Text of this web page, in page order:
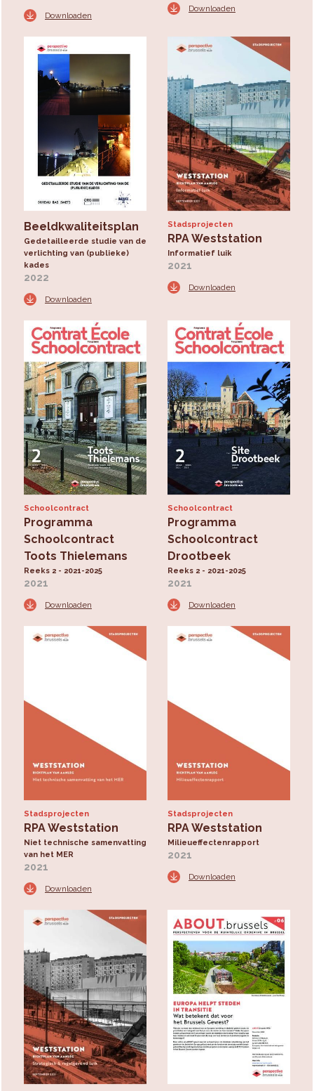
Downloaden
Downloaden
Beeldkwaliteitsplan
Gedetailleerde studie van de
verlichting van (publieke)
kades
2022
Downloaden
Stadsprojecten
RPA Weststation
Informatief luik
2021
Downloaden
Schoolcontract
Programma
Schoolcontract
Toots Thielemans
Reeks 2 - 2021-2025
2021
Downloaden
Schoolcontract
Programma
Schoolcontract
Drootbeek
Reeks 2 - 2021-2025
2021
Downloaden
Stadsprojecten
RPA Weststation
Niet technische samenvatting
van het MER
2021
Downloaden
Stadsprojecten
RPA Weststation
Milieueffectenrapport
2021
Downloaden